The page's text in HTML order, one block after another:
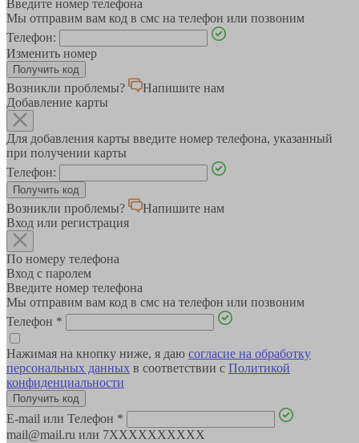
Введите номер телефона
Мы отправим вам код в смс на телефон или позвоним
Телефон:
Изменить номер
Возникли проблемы?
Напишите нам
Добавление карты
Для добавления карты введите номер телефона, указанный
при получении карты
Телефон:
Возникли проблемы?
Напишите нам
Вход или регистрация
По номеру телефона
Вход с паролем
Введите номер телефона
Мы отправим вам код в смс на телефон или позвоним
Телефон *
Нажимая на кнопку ниже, я даю согласие на обработку
персональных данных в соответствии с Политикой
конфиденциальности
E-mail или Телефон *
mail@mail.ru или 7XXXXXXXXXX